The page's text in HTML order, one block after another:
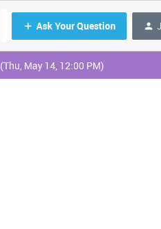
Ask Your Question
(Thu, May 14, 12:00 PM)